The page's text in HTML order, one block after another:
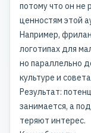
потому что он не
ценностям этой
Например,
логотипах для
но параллельно
культуре и
Результат:
занимается, а
теряют интерес.